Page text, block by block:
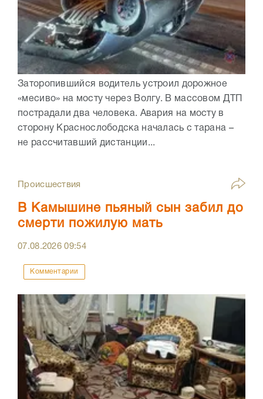
Заторопившийся водитель устроил дорожное
«месиво» на мосту через Волгу. В массовом ДТП
пострадали два человека. Авария на мосту в
сторону Краснослободска началась с тарана –
не рассчитавший дистанции...
Происшествия
В Камышине пьяный сын забил до
смерти пожилую мать
07.08.202609:54
Комментарии